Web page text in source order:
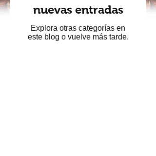
nuevas entradas
Explora otras categorías en
este blog o vuelve más tarde.